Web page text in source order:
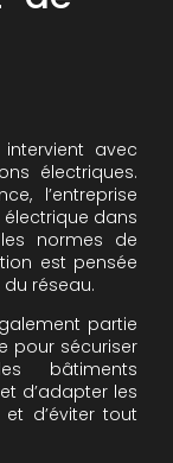
intervient avec
électriques.
l’entreprise
dans
normes de
est pensée
réseau.
partie
pour sécuriser
bâtiments
d’adapter les
d’éviter tout